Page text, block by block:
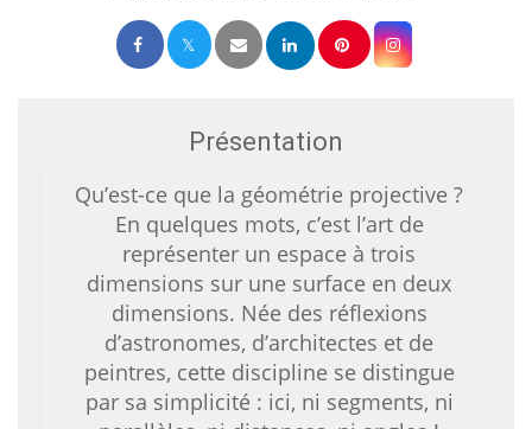
Présentation
Qu’est-ce que la géométrie projective ?
En quelques mots, c’est l’art de
représenter un espace à trois
dimensions sur une surface en deux
dimensions. Née des réflexions
d’astronomes, d’architectes et de
peintres, cette discipline se distingue
par sa simplicité : ici, ni segments, ni